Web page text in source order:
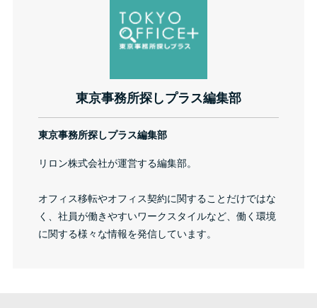
東京事務所探しプラス編集部
東京事務所探しプラス編集部
リロン株式会社が運営する編集部。
オフィス移転やオフィス契約に関することだけではな
く、社員が働きやすいワークスタイルなど、働く環境
に関する様々な情報を発信しています。